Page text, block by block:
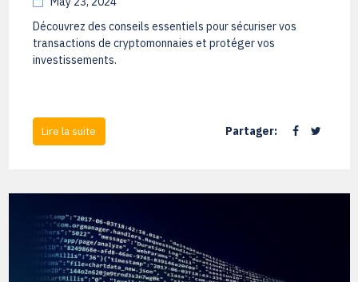
Découvrez des conseils essentiels pour sécuriser vos
transactions de cryptomonnaies et protéger vos
investissements.
Lire la suite Partager: